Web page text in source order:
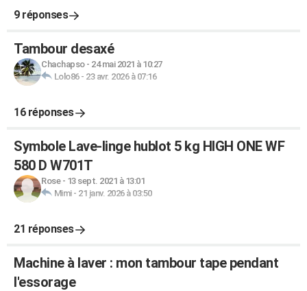
9 réponses
Tambour desaxé
Chachapso- 24 mai 2021 à 10:27
Lolo86- 23 avr. 2026 à 07:16
16 réponses
Symbole Lave-linge hublot 5 kg HIGH ONE WF
580 D W701T
Rose- 13 sept. 2021 à 13:01
Mimi- 21 janv. 2026 à 03:50
21 réponses
Machine à laver : mon tambour tape pendant
l'essorage